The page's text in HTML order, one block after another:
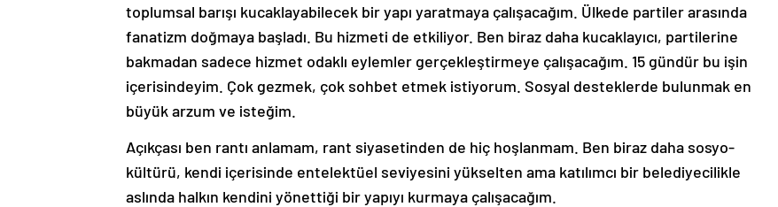
toplumsal barışı kucaklayabilecek bir yapı yaratmaya çalışacağım. Ülkede partiler arasında
fanatizm doğmaya başladı. Bu hizmeti de etkiliyor. Ben biraz daha kucaklayıcı, partilerine
bakmadan sadece hizmet odaklı eylemler gerçekleştirmeye çalışacağım. 15 gündür bu işin
içerisindeyim. Çok gezmek, çok sohbet etmek istiyorum. Sosyal desteklerde bulunmak en
büyük arzum ve isteğim.
Açıkçası ben rantı anlamam, rant siyasetinden de hiç hoşlanmam. Ben biraz daha sosyo-
kültürü, kendi içerisinde entelektüel seviyesini yükselten ama katılımcı bir belediyecilikle
aslında halkın kendini yönettiği bir yapıyı kurmaya çalışacağım.